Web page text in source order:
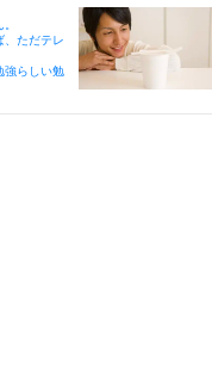
、ただテレ
強らしい勉